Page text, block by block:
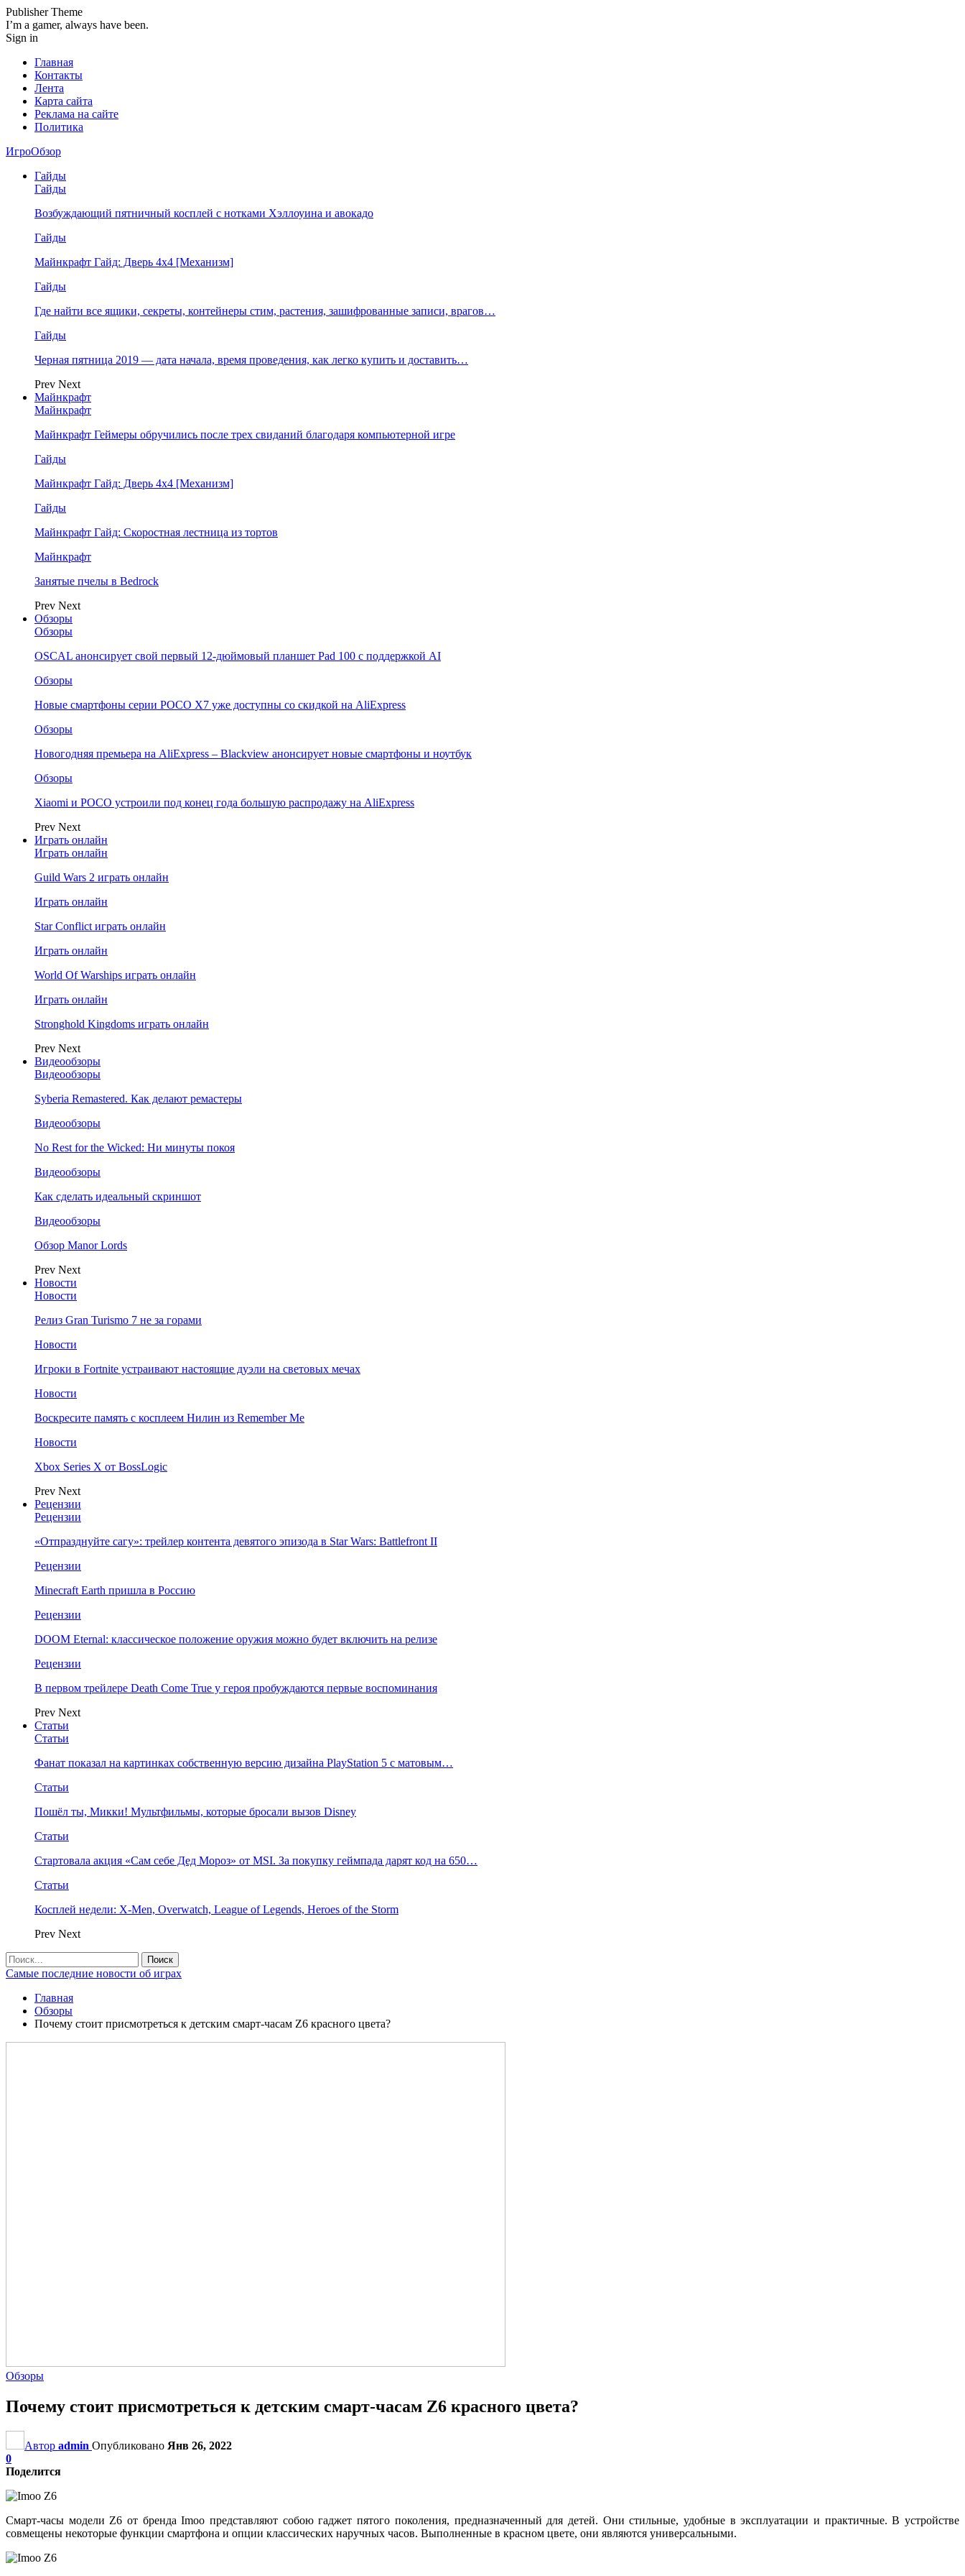
Publisher Theme
I’m a gamer, always have been.
Sign in
Главная
Контакты
Лента
Карта сайта
Реклама на сайте
Политика
ИгроОбзор
Гайды
Гайды
Возбуждающий пятничный косплей с нотками Хэллоуина и авокадо
Гайды
Майнкрафт Гайд: Дверь 4х4 [Механизм]
Гайды
Где найти все ящики, секреты, контейнеры стим, растения, зашифрованные записи, врагов…
Гайды
Черная пятница 2019 — дата начала, время проведения, как легко купить и доставить…
Prev Next
Майнкрафт
Майнкрафт
Майнкрафт Геймеры обручились после трех свиданий благодаря компьютерной игре
Гайды
Майнкрафт Гайд: Дверь 4х4 [Механизм]
Гайды
Майнкрафт Гайд: Скоростная лестница из тортов
Майнкрафт
Занятые пчелы в Bedrock
Prev Next
Обзоры
Обзоры
OSCAL анонсирует свой первый 12-дюймовый планшет Pad 100 с поддержкой AI
Обзоры
Новые смартфоны серии POCO X7 уже доступны со скидкой на AliExpress
Обзоры
Новогодняя премьера на AliExpress – Blackview анонсирует новые смартфоны и ноутбук
Обзоры
Xiaomi и POCO устроили под конец года большую распродажу на AliExpress
Prev Next
Играть онлайн
Играть онлайн
Guild Wars 2 играть онлайн
Играть онлайн
Star Conflict играть онлайн
Играть онлайн
World Of Warships играть онлайн
Играть онлайн
Stronghold Kingdoms играть онлайн
Prev Next
Видеообзоры
Видеообзоры
Syberia Remastered. Как делают ремастеры
Видеообзоры
No Rest for the Wicked: Ни минуты покоя
Видеообзоры
Как сделать идеальный скриншот
Видеообзоры
Обзор Manor Lords
Prev Next
Новости
Новости
Релиз Gran Turismo 7 не за горами
Новости
Игроки в Fortnite устраивают настоящие дуэли на световых мечах
Новости
Воскресите память с косплеем Нилин из Remember Me
Новости
Xbox Series X от BossLogic
Prev Next
Рецензии
Рецензии
«Отпразднуйте сагу»: трейлер контента девятого эпизода в Star Wars: Battlefront II
Рецензии
Minecraft Earth пришла в Россию
Рецензии
DOOM Eternal: классическое положение оружия можно будет включить на релизе
Рецензии
В первом трейлере Death Come True у героя пробуждаются первые воспоминания
Prev Next
Статьи
Статьи
Фанат показал на картинках собственную версию дизайна PlayStation 5 с матовым…
Статьи
Пошёл ты, Микки! Мультфильмы, которые бросали вызов Disney
Статьи
Стартовала акция «Сам себе Дед Мороз» от MSI. За покупку геймпада дарят код на 650…
Статьи
Косплей недели: X-Men, Overwatch, League of Legends, Heroes of the Storm
Prev Next
Самые последние новости об играх
Главная
Обзоры
Почему стоит присмотреться к детским смарт-часам Z6 красного цвета?
Обзоры
Почему стоит присмотреться к детским смарт-часам Z6 красного цвета?
Автор admin Опубликовано Янв 26, 2022
0
Поделится
Смарт-часы модели Z6 от бренда Imoo представляют собою гаджет пятого поколения, предназначенный для детей. Они стильные, удобные в эксплуатации и практичные. В устройстве
совмещены некоторые функции смартфона и опции классических наручных часов. Выполненные в красном цвете, они являются универсальными.